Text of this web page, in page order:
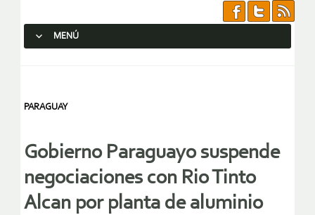
MENÚ
PARAGUAY
Gobierno Paraguayo suspende
negociaciones con Rio Tinto
Alcan por planta de aluminio